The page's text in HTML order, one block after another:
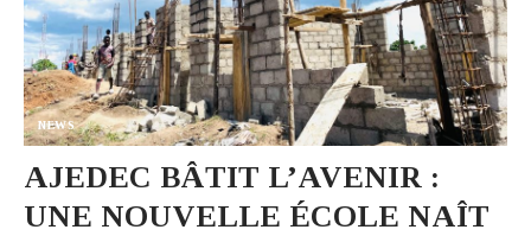
NEWS
AJEDEC BÂTIT L’AVENIR :
UNE NOUVELLE ÉCOLE NAÎT